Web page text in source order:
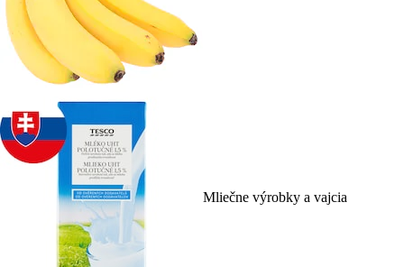
Mliečne výrobky a vajcia